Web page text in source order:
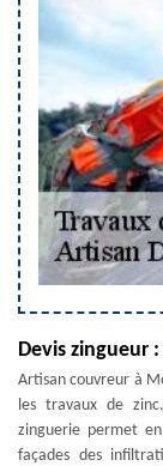
Devis zingueur
Artisan couvreur à
les travaux de
zinguerie permet
façades des